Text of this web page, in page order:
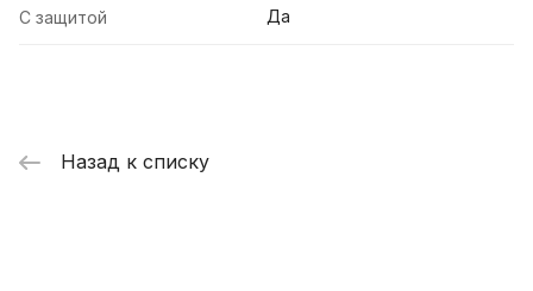
С защитой Да
Назад к списку